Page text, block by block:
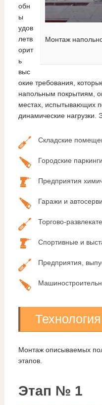
Монтаж
обн
ы
удов
летв
орит
ь
выс
окие требования,
напольным покрытиям,
местах, испытывающих
динамические нагрузки.
Складские
Городские
Предприятия
Гаражи и
Торгово-
Спортивные и
Предприятия,
Монтаж описываемых
этапов.
Этап № 1